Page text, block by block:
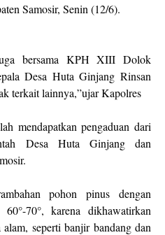
Samosir, Senin (12/6).
bersama KPH XIII Dolok
Desa Huta Ginjang Rinsan
terkait lainnya,”ujar Kapolres
mendapatkan pengaduan dari
Desa Huta Ginjang dan
pohon pinus dengan
70°, karena dikhawatirkan
seperti banjir bandang dan